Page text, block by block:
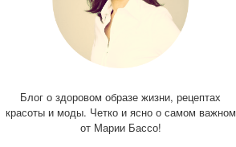
Блог о здоровом образе жизни, рецептах
красоты и моды. Четко и ясно о самом важном
от Марии Бассо!